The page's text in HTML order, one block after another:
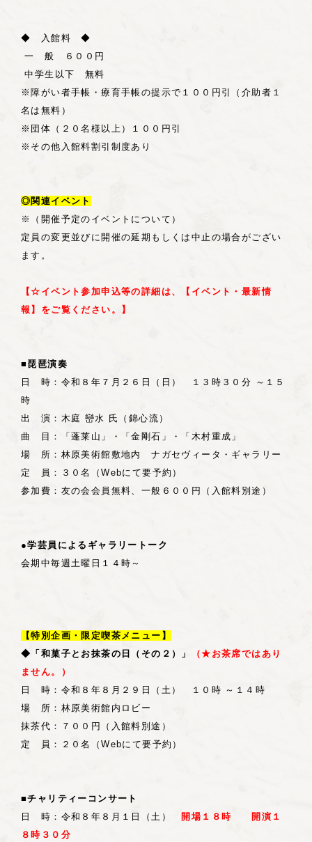
◆ 入館料 ◆
一 般 ６００円
中学生以下 無料
※障がい者手帳・療育手帳の提示で１００円引（介助者１
名は無料）
※団体（２０名様以上）１００円引
※その他入館料割引制度あり
◎関連イベント
※（開催予定のイベントについて）
定員の変更並びに開催の延期もしくは中止の場合がござい
ます。
【☆イベント参加申込等の詳細は、【イベント・最新情
報】をご覧ください。】
■琵琶演奏
日 時：令和８年７月２６日（日） １３時３０分 ～１５
時
出 演：木庭 巒水 氏（錦心流）
曲 目：「蓬莱山」・「金剛石」・「木村重成」
場 所：林原美術館敷地内 ナガセヴィータ・ギャラリー
定 員：３０名（Webにて要予約）
参加費：友の会会員無料、一般６００円（入館料別途）
●学芸員によるギャラリートーク
会期中毎週土曜日１４時～
【特別企画・限定喫茶メニュー】
◆「和菓子とお抹茶の日（その２）」
（★お茶席ではあり
ません。）
日 時：令和８年８月２９日（土） １０時 ～１４時
場 所：林原美術館内ロビー
抹茶代：７００円（入館料別途）
定 員：２０名（Webにて要予約）
■チャリティーコンサート
日 時：令和８年８月１日（土）
開場１８時 開演１
８時３０分